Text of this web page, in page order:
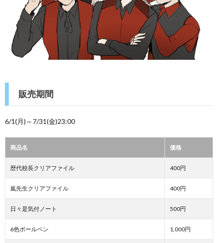
販売期間
6/1(月)～7/31(金)23:00
商品名 価格
歴代校長クリアファイル 400円
嵐先生クリアファイル 400円
日々是気付ノート 500円
6色ボールペン 1,000円